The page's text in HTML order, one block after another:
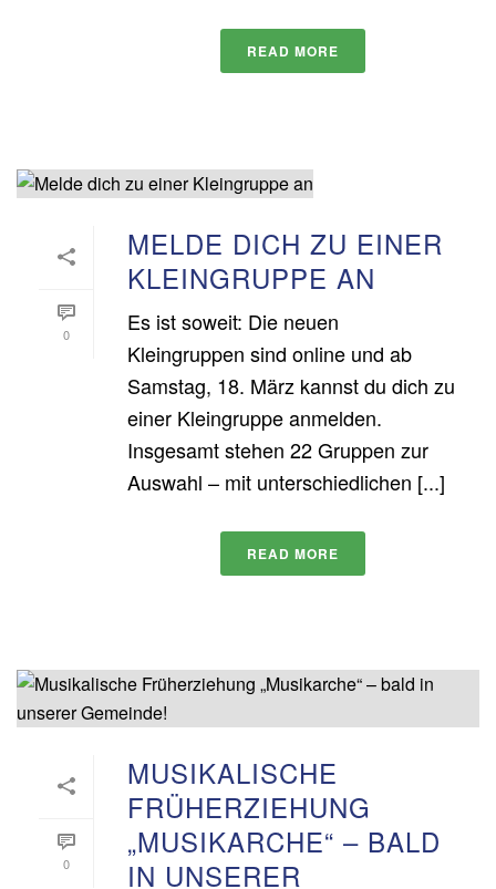
READ MORE
0
MELDE DICH ZU EINER
KLEINGRUPPE AN
Es ist soweit: Die neuen
Kleingruppen sind online und ab
Samstag, 18. März kannst du dich zu
einer Kleingruppe anmelden.
Insgesamt stehen 22 Gruppen zur
Auswahl – mit unterschiedlichen [...]
READ MORE
0
MUSIKALISCHE
FRÜHERZIEHUNG
„MUSIKARCHE“ – BALD
IN UNSERER